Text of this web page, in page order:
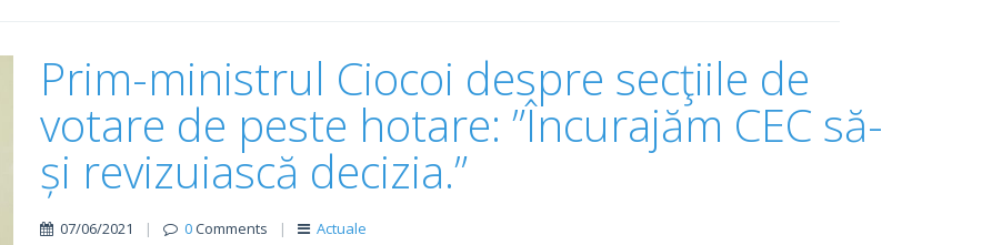
Prim-ministrul Ciocoi despre secţiile de
votare de peste hotare: ”Încurajăm CEC să-
și revizuiască decizia.”
07/06/2021 | 0Comments | Actuale